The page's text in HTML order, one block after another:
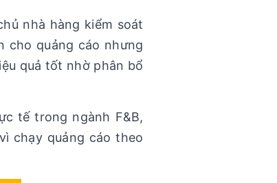
nhà hàng kiểm soát
cho quảng cáo nhưng
quả tốt nhờ phân bổ
tế trong ngành F&B,
chạy quảng cáo theo